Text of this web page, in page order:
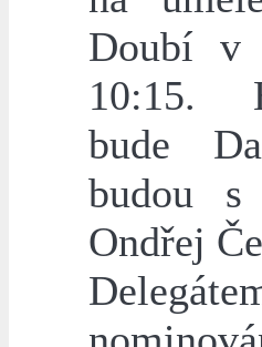
Doubí v
10:15.
bude
budou s
Ondřej